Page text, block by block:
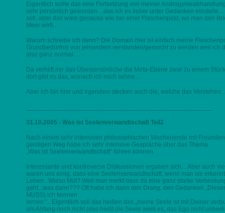
Eigentlich sollte das eine Fortsetzung von meiner
sehr persönlich geworden…das ich es lieber unter Gedanken
soll, aber das wäre genauso wie bei einer Flaschenpost, wo man den
Meer wirft…
Warum schreibe ich denn? Die Domain hier ist einfach meine
Grundbedürfnis von jemandem verstanden/gemocht zu werden weil
also ganz normal…
Da verhilft mir das Überpersönliche die Meta-Ebene zwar zu einem
dort gibt es das, wonach ich mich sehne…
Aber ich bin hier und irgendwo stecken auch die, welche das
31.10.2005 - Was ist Seelenverwandtschaft Teil2
Nach einem sehr intensiven philosophischen Wochenende mit
geistigen Weg habe ich sehr intensive Gespräche über das Thema
„Was ist Seelenverwandtschaft“ führen können.
Interessante und kontroverse Diskussionen ergaben sich....Aber auch
waren uns einig, dass eine Seelenverwandtschaft, wenn man sie
Leben...Wieso Mut? Weil man merkt dass da eine ganz starke
geht...was dann??? Oft habe ich dann den Drang, den Gedanken
MUSS) ich kennen
lernen “...Eigentlich soll das heißen das „meine Seele ist mit Deiner
am Anfang noch nicht (das heißt die Seele weiß es, das Ego nicht